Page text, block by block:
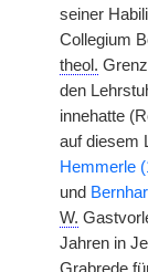
seiner
Collegium
theol.
den
innehatte
auf diesem
Hemmerle
und
W.
Jahren in